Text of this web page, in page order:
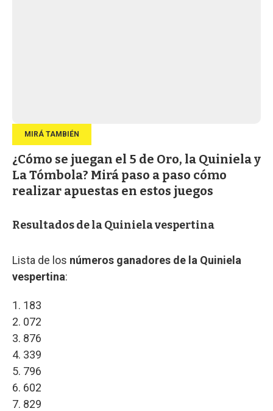
¿Cómo se juegan el 5 de Oro, la Quiniela y
La Tómbola? Mirá paso a paso cómo
realizar apuestas en estos juegos
Resultados de la Quiniela vespertina
Lista de los números ganadores de la Quiniela
vespertina:
1. 183
2. 072
3. 876
4. 339
5. 796
6. 602
7. 829